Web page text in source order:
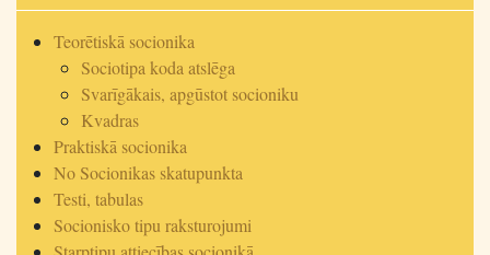
Teorētiskā socionika
Sociotipa koda atslēga
Svarīgākais, apgūstot socioniku
Kvadras
Praktiskā socionika
No Socionikas skatupunkta
Testi, tabulas
Socionisko tipu raksturojumi